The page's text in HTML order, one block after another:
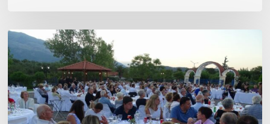
Πρόσκληση
προς
τους
Ομογενείς
μας